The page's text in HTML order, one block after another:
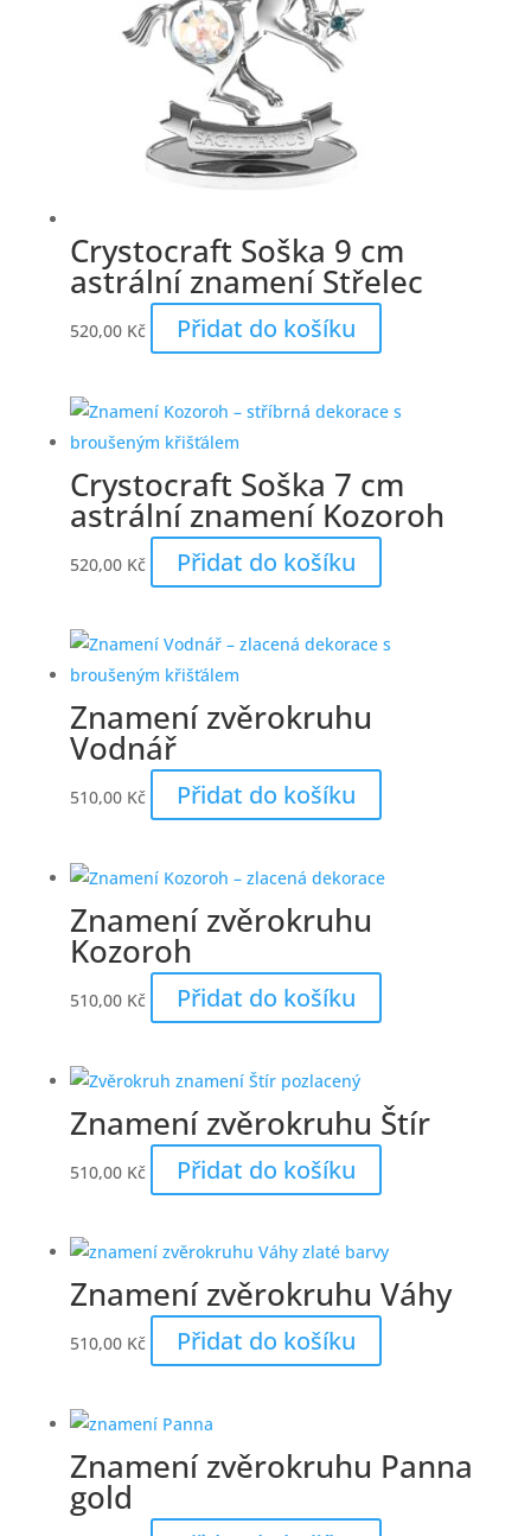
Crystocraft Soška 9 cm
astrální znamení Střelec
520,00 Kč Přidat do košíku
Crystocraft Soška 7 cm
astrální znamení Kozoroh
520,00 Kč Přidat do košíku
Znamení zvěrokruhu
Vodnář
510,00 Kč Přidat do košíku
Znamení zvěrokruhu
Kozoroh
510,00 Kč Přidat do košíku
Znamení zvěrokruhu Štír
510,00 Kč Přidat do košíku
Znamení zvěrokruhu Váhy
510,00 Kč Přidat do košíku
Znamení zvěrokruhu Panna
gold